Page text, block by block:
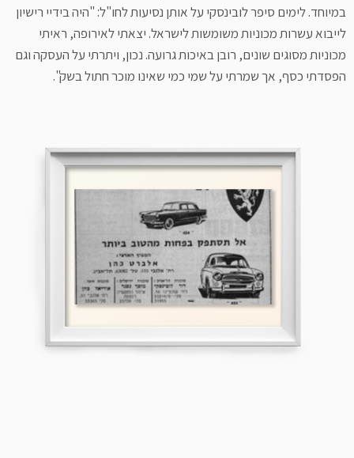
במיוחד. לימים סיפר לובינסקי על אותן נסיעות לחו"ל: "היה בידיי רישיון
לייבוא עשרות מכוניות משומשות לישראל. יצאתי לאירופה, ראיתי
מכוניות מסוגים שונים, רובן באיכות גרועה. נכון, ויתרתי על העסקה וגם
הפסדתי כסף, אך שמרתי על שמי כמי שאינו מוכר חתול בשק".